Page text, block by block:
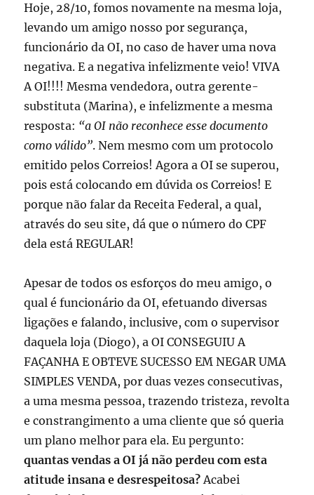
Hoje, 28/10, fomos novamente na mesma loja,
levando um amigo nosso por segurança,
funcionário da OI, no caso de haver uma nova
negativa. E a negativa infelizmente veio! VIVA
A OI!!!! Mesma vendedora, outra gerente-
substituta (Marina), e infelizmente a mesma
resposta: “a OI não reconhece esse documento
como válido”. Nem mesmo com um protocolo
emitido pelos Correios! Agora a OI se superou,
pois está colocando em dúvida os Correios! E
porque não falar da Receita Federal, a qual,
através do seu site, dá que o número do CPF
dela está REGULAR!
Apesar de todos os esforços do meu amigo, o
qual é funcionário da OI, efetuando diversas
ligações e falando, inclusive, com o supervisor
daquela loja (Diogo), a OI CONSEGUIU A
FAÇANHA E OBTEVE SUCESSO EM NEGAR UMA
SIMPLES VENDA, por duas vezes consecutivas,
a uma mesma pessoa, trazendo tristeza, revolta
e constrangimento a uma cliente que só queria
um plano melhor para ela. Eu pergunto:
quantas vendas a OI já não perdeu com esta
atitude insana e desrespeitosa?Acabei